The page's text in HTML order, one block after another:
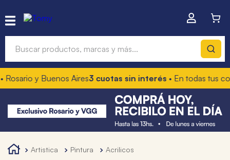
y Buenos Aires3 cuotas sin interés• En todas tus
artistica pintura acrilicos
Términos más buscados
1.
hot wheels
3